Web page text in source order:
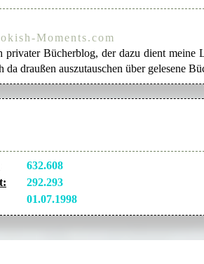
Moments.com
privater Bücherblog, der dazu dient meine
da draußen auszutauschen über gelesene
632.608
292.293
01.07.1998